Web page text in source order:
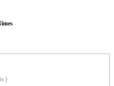
lès-Avignon
Saint-Esprit
)